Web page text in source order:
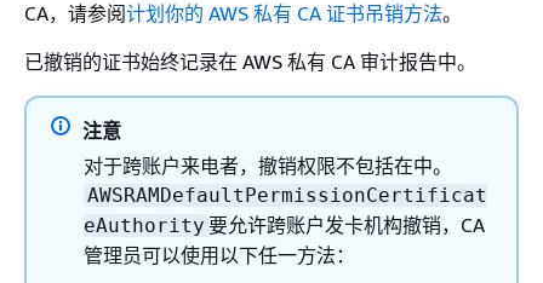
CA，请参阅计划你的 AWS 私有 CA 证书吊销方法。
已撤销的证书始终记录在 AWS 私有 CA 审计报告中。
注意
对于跨账户来电者，撤销权限不包括在中。
AWSRAMDefaultPermissionCertificat
eAuthority 要允许跨账户发卡机构撤销，CA
管理员可以使用以下任一方法：